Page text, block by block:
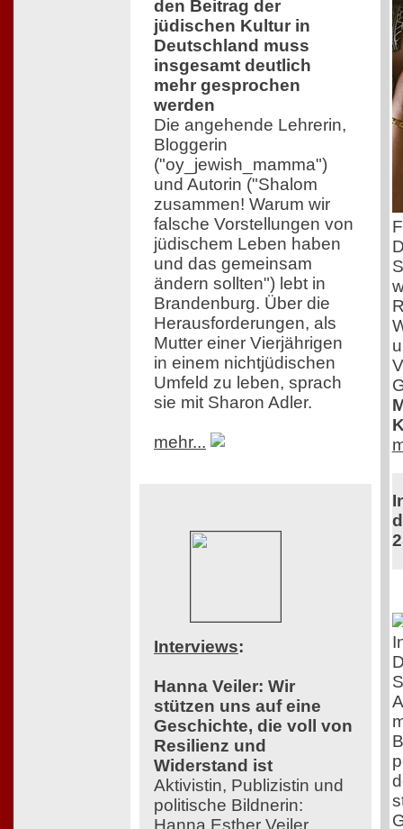
den Beitrag der
jüdischen Kultur in
Deutschland muss
insgesamt deutlich
mehr gesprochen
werden
Die angehende Lehrerin,
Bloggerin
("oy_jewish_mamma")
und Autorin ("Shalom
zusammen! Warum wir
falsche Vorstellungen von
jüdischem Leben haben
und das gemeinsam
ändern sollten") lebt in
Brandenburg. Über die
Herausforderungen, als
Mutter einer Vierjährigen
in einem nichtjüdischen
Umfeld zu leben, sprach
sie mit Sharon Adler.
mehr...
Interviews:
Hanna Veiler: Wir
stützen uns auf eine
Geschichte, die voll von
Resilienz und
Widerstand ist
Aktivistin, Publizistin und
politische Bildnerin:
Hanna Esther Veiler,